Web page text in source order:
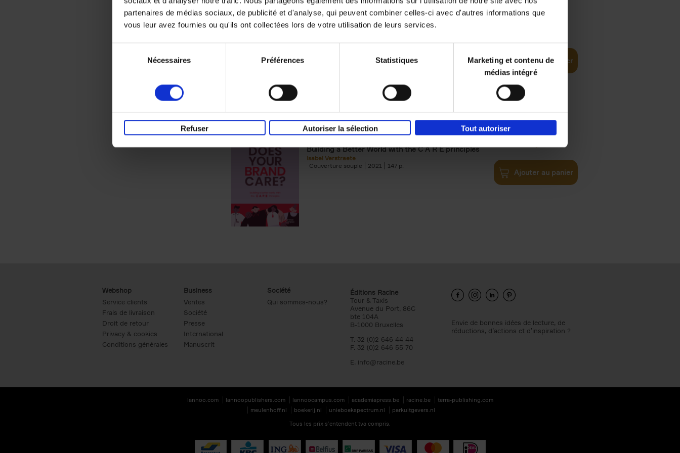
partenaires de médias sociaux, de publicité et d'analyse, qui peuvent combiner celles-ci avec d'autres informations que
vous leur avez fournies ou qu'ils ont collectées lors de votre utilisation de leurs services.
Nécessaires Préférences Statistiques
Marketing et contenu de
médias intégré
Refuser Autoriser la sélection Tout autoriser
Digital marketing like a PRO -
completely revised edition
Ajouter au panier
Does Your Brand Care?
Building a Better World with the C A R E principles
Isabel Verstraete
Couverture souple
2021 147
€34,99
Ajouter au panier
Webshop
Service clients
Frais de livraison
Droit de retour
Privacy & cookies
Conditions générales
Business
Ventes
Société
Presse
International
Manuscrit
Société
Qui sommes-nous?
Éditions Racine
Tour & Taxis
Avenue du Port, 86C
bte 104A
B-1000 Bruxelles
T. 32 (0)2 646 44 44
F. 32 (0)2 646 55 70
E. info@racine.be
Envie de bonnes idées de lecture, de
réductions, d’actions et d’inspiration ?
lannoo.com lannoopublishers.com lannoocampus.com academiapress.be racine.be
terra-publishing.com
meulenhoff.nl
boekerij.nl unieboekspectrum.nl
parkuitgevers.nl
Tous les prix s’entendent tva compris.